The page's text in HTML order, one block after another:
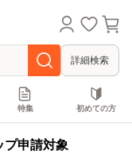
詳細検索
特集 初めての方
プ申請対象